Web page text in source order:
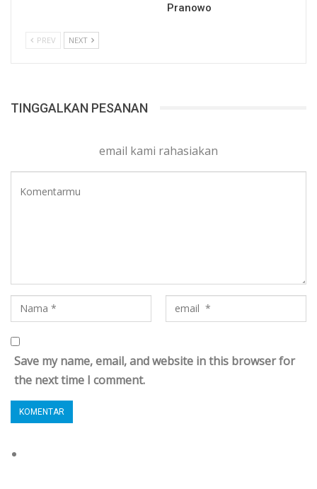
Pranowo
PREV NEXT
TINGGALKAN PESANAN
email kami rahasiakan
Save my name, email, and website in this browser for
the next time I comment.